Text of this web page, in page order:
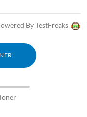
By TestFreaks